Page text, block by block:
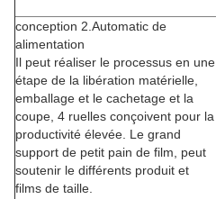
conception 2.Automatic de
alimentation
Il peut réaliser le processus en une
étape de la libération matérielle,
emballage et le cachetage et la
coupe, 4 ruelles conçoivent pour la
productivité élevée. Le grand
support de petit pain de film, peut
soutenir le différents produit et
films de taille.